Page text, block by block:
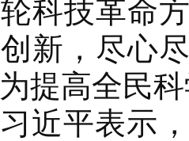
科技革命
新，尽心
提高全民
平表示，